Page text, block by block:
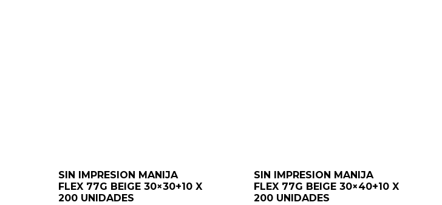
SIN IMPRESION MANIJA
FLEX 77G BEIGE 30×30+10 X
200 UNIDADES
SIN IMPRESION MANIJA
FLEX 77G BEIGE 30×40+10 X
200 UNIDADES